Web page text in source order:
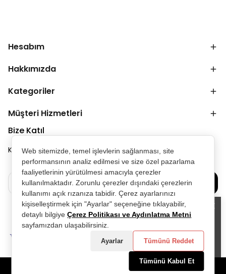
Web sitemizde, temel işlevlerin sağlanması, site
performansının analiz edilmesi ve size özel pazarlama
faaliyetlerinin yürütülmesi amacıyla çerezler
kullanılmaktadır. Zorunlu çerezler dışındaki çerezlerin
kullanımı açık rızanıza tabidir. Çerez ayarlarınızı
kişiselleştirmek için "Ayarlar" seçeneğine tıklayabilir,
detaylı bilgiyeÇerez Politikası ve Aydınlatma Metni
sayfamızdan ulaşabilirsiniz.
Ayarlar Tümünü Reddet
Tümünü Kabul Et
Alışveriş deneyiminizi iyileştirmek için
yasal düzenlemelere uygun çerezler
(cookies) kullanıyoruz. Detaylı bilgiye
Gizlilik ve Çerez Politikasısayfamızdan
Hesabım
Hakkımızda
Kategoriler
Müşteri Hizmetleri
Bize Katıl
Kampanya ve duyurulardan ilk senin haberin olsun.
Bize Katılın
©2025 Tüm Hakları Saklıdır - D&P Perfumum tarafından